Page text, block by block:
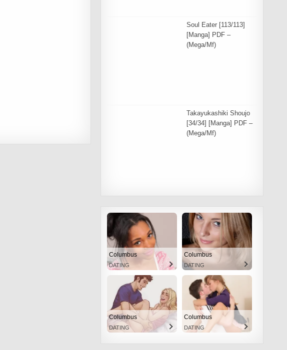
Soul Eater [113/113]
[Manga] PDF –
(Mega/Mf)
Takayukashiki Shoujo
[34/34] [Manga] PDF –
(Mega/Mf)
Columbus
DATING
Columbus
DATING
Columbus
DATING
Columbus
DATING